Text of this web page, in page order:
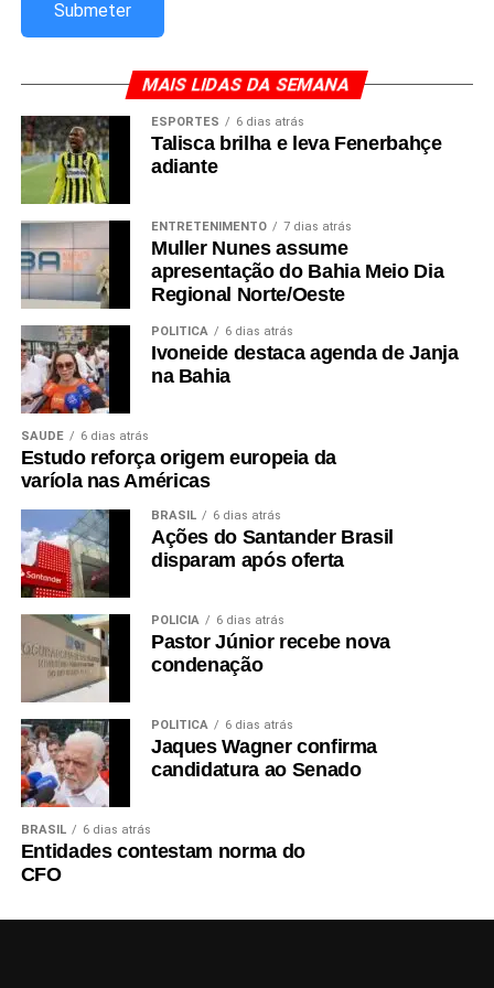
MAIS LIDAS DA SEMANA
ESPORTES 6 dias atrás
Talisca brilha e leva Fenerbahçe
adiante
ENTRETENIMENTO 7 dias atrás
Muller Nunes assume
apresentação do Bahia Meio Dia
Regional Norte/Oeste
POLÍTICA 6 dias atrás
Ivoneide destaca agenda de Janja
na Bahia
SAÚDE 6 dias atrás
Estudo reforça origem europeia da
varíola nas Américas
BRASIL 6 dias atrás
Ações do Santander Brasil
disparam após oferta
POLÍCIA 6 dias atrás
Pastor Júnior recebe nova
condenação
POLÍTICA 6 dias atrás
Jaques Wagner confirma
candidatura ao Senado
BRASIL 6 dias atrás
Entidades contestam norma do
CFO